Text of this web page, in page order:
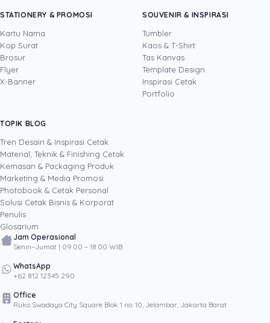
Uprint.id dengan pengalaman lebih dari 20
tahun di bidang creative direction, brand
strategy, dan growth hacking. Ia mengarahkan
bahasa visual Uprint dan membantu brand
merancang kemasan (packaging), stiker,
brosur, serta materi cetak lain yang bukan
sekadar enak dilihat, tetapi terbukti mendorong
menjadikan desain dan cetakan sebagai aset
brand, bukan sekadar biaya.
Lihat semua penulis
Popular
STATIONERY & PROMOSI
Kartu Nama
Kop Surat
Brosur
Flyer
X-Banner
SOUVENIR & INSPIRASI
Tumbler
Kaos & T-Shirt
Tas Kanvas
Template Design
Inspirasi Cetak
Portfolio
TOPIK BLOG
Tren Desain & Inspirasi Cetak
Material, Teknik & Finishing Cetak
Kemasan & Packaging Produk
Marketing & Media Promosi
Photobook & Cetak Personal
Solusi Cetak Bisnis & Korporat
Penulis
Glosarium
Jam Operasional
Senin–Jumat | 09.00 – 18.00 WIB
WhatsApp
+62 812 12345 290
Office
Ruko Swadaya City Square Blok 1 no. 10, Jelambar, Jakarta Barat